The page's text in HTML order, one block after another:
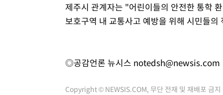
제주시 관계자는 "어린이들의 안전한 통학
보호구역 내 교통사고 예방을 위해 시민들
◎공감언론 뉴시스 notedsh@newsis.com
Copyright © NEWSIS.COM, 무단 전재 및 재배포 금지